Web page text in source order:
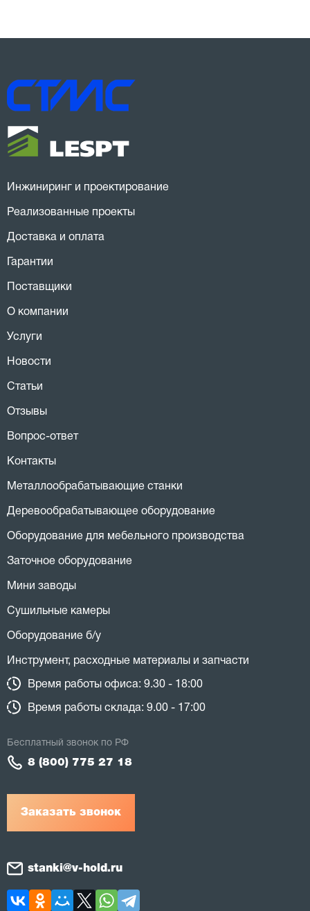
Инжиниринг и проектирование
Реализованные проекты
Доставка и оплата
Гарантии
Поставщики
О компании
Услуги
Новости
Статьи
Отзывы
Вопрос-ответ
Контакты
Металлообрабатывающие станки
Деревообрабатывающее оборудование
Оборудование для мебельного производства
Заточное оборудование
Мини заводы
Сушильные камеры
Оборудование б/у
Инструмент, расходные материалы и запчасти
Время работы офиса: 9.30 - 18:00
Время работы склада: 9.00 - 17:00
Заказать звонок
Бесплатный звонок по РФ
8 (800) 775 27 18
stanki@v-hold.ru